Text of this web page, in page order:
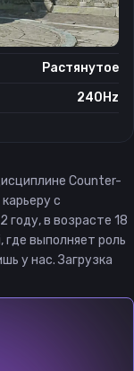
1280×960
4:3
Растянутое
240Hz
Counter-
с
году, в возрасте 18
где выполняет роль
у нас. Загрузка